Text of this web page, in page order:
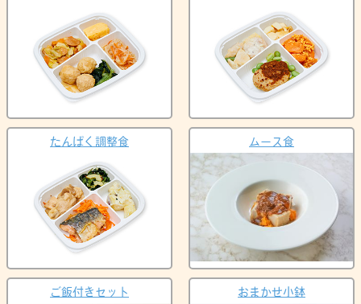
たんぱく調整食 ムース食
ご飯付きセット おまかせ小鉢